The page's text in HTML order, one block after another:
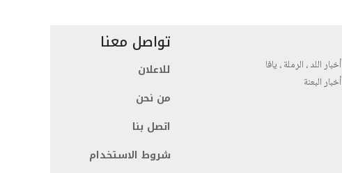
أخبار اللد ، الرملة ، يافا
أخبار البعنة
تواصل معنا
للاعلان
من نحن
اتصل بنا
شروط الاستخدام